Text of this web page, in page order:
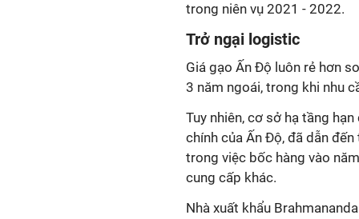
trong niên vụ 2021 - 2022.
Trở ngại logistic
Giá gạo Ấn Độ luôn rẻ hơn
3 năm ngoái, trong khi nhu
Tuy nhiên, cơ sở hạ tầng
chính của Ấn Độ, đã dẫn
trong việc bốc hàng vào
cung cấp khác.
Nhà xuất khẩu